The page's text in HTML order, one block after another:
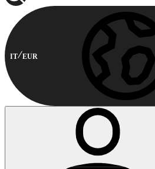
IT EUR